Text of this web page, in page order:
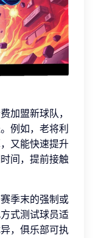
加盟新球队，
例如，老将利
又能快速提升
间，提前接触
季末的强制或
式测试球员适
，俱乐部可执